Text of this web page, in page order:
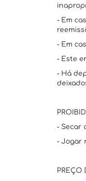
- Em
- Em
- Este
- Há
- Secar
- Jogar
PREÇO